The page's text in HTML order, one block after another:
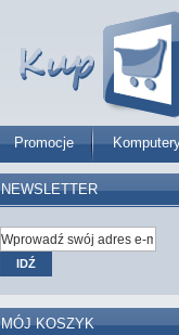
Promocje
NEWSLETTER
IDŹ
MÓJ KOSZYK